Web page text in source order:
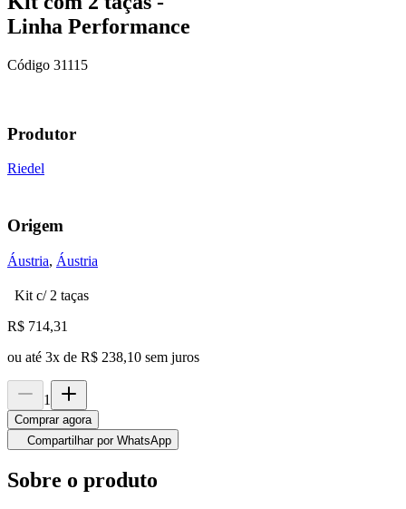
Linha Performance
Código 31115
Produtor
Riedel
Origem
Áustria, Áustria
Kit c/ 2 taças
R$ 714,31
ou até 3x de R$ 238,10 sem juros
1
Comprar agora
Compartilhar por WhatsApp
Sobre o produto